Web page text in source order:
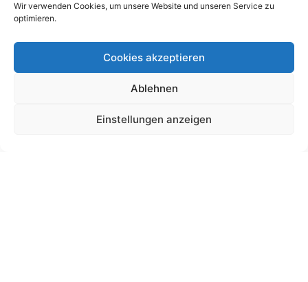
Wir verwenden Cookies, um unsere Website und unseren Service zu
optimieren.
Cookies akzeptieren
Ablehnen
Einstellungen anzeigen
Schultütendesign „Charlotte“ Pferd